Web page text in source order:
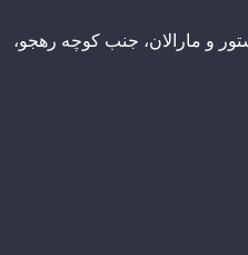
و مارالان، جنب کوچه رهجو،